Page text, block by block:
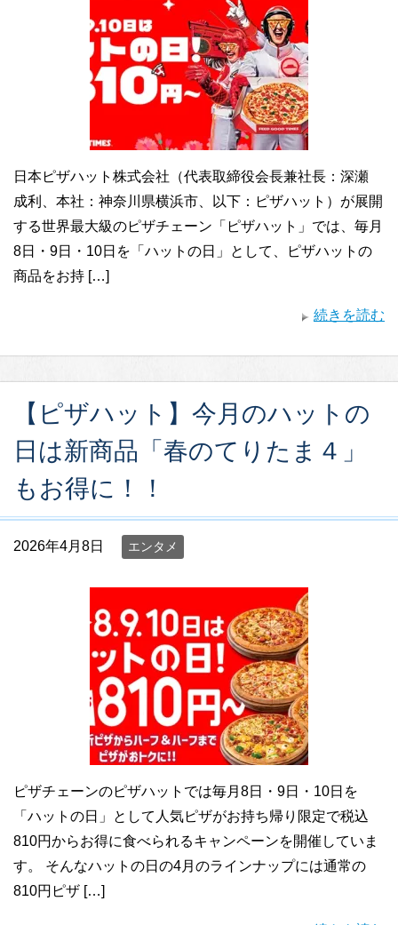
日本ピザハット株式会社（代表取締役会長兼社長：深瀬
成利、本社：神奈川県横浜市、以下：ピザハット）が展開
する世界最大級のピザチェーン「ピザハット」では、毎月
8日・9日・10日を「ハットの日」として、ピザハットの
商品をお持 […]
続きを読む
【ピザハット】今月のハットの
日は新商品「春のてりたま４」
もお得に！！
2026年4月8日 エンタメ
ピザチェーンのピザハットでは毎月8日・9日・10日を
「ハットの日」として人気ピザがお持ち帰り限定で税込
810円からお得に食べられるキャンペーンを開催していま
す。 そんなハットの日の4月のラインナップには通常の
810円ピザ […]